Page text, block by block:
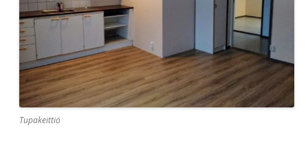
Tupakeittiö